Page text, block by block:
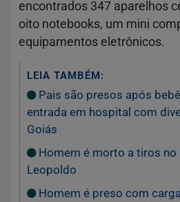
encontrados 347 aparelhos
oito notebooks, um mini
equipamentos eletrônicos.
LEIA TAMBÉM:
Pais são presos após
entrada em hospital com
Goiás
Homem é morto a tiros no
Leopoldo
Homem é preso com